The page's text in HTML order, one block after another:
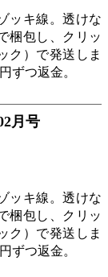
ッキ線。透けな
梱包し、クリッ
ク）で発送しま
ずつ返金。
月号
ッキ線。透けな
梱包し、クリッ
ク）で発送しま
ずつ返金。